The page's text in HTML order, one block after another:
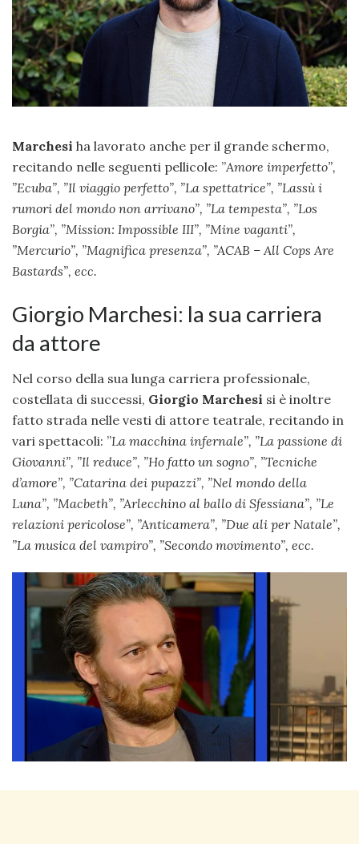
Marchesi ha lavorato anche per il grande schermo,
recitando nelle seguenti pellicole: ”Amore imperfetto”,
”Ecuba”, ”Il viaggio perfetto”, ”La spettatrice”, ”Lassù i
rumori del mondo non arrivano”, ”La tempesta”, ”Los
Borgia”, ”Mission: Impossible III”, ”Mine vaganti”,
”Mercurio”, ”Magnifica presenza”, ”ACAB – All Cops Are
Bastards”, ecc.
Giorgio Marchesi: la sua carriera
da attore
Nel corso della sua lunga carriera professionale,
costellata di successi, Giorgio Marchesi si è inoltre
fatto strada nelle vesti di attore teatrale, recitando in
vari spettacoli: ”La macchina infernale”, ”La passione di
Giovanni”, ”Il reduce”, ”Ho fatto un sogno”, ”Tecniche
d’amore”, ”Catarina dei pupazzi”, ”Nel mondo della
Luna”, ”Macbeth”, ”Arlecchino al ballo di Sfessiana”, ”Le
relazioni pericolose”, ”Anticamera”, ”Due ali per Natale”,
”La musica del vampiro”, ”Secondo movimento”, ecc.